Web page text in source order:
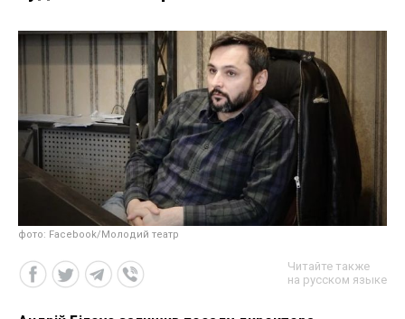
фото: Facebook/Молодий театр
Читайте также
на русском языке